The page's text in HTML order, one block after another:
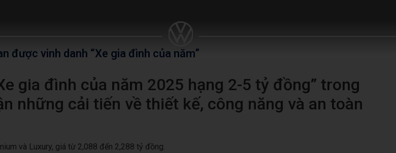
được vinh danh “Xe gia đình của năm”
gia đình của năm 2025 hạng 2-5 tỷ đồng” trong
những cải tiến về thiết kế, công năng và an toàn